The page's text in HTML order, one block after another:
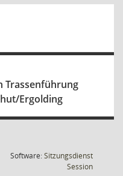
Trassenführung
Ergolding
Software:Sitzungsdienst
Session(Wird in